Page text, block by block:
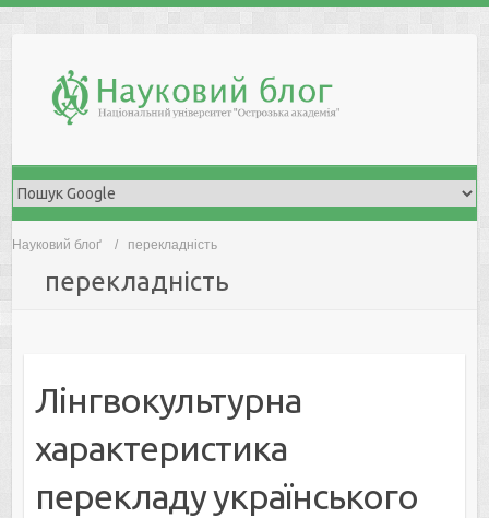
Науковий блоґ перекладність
перекладність
Лінгвокультурна
характеристика
перекладу українського